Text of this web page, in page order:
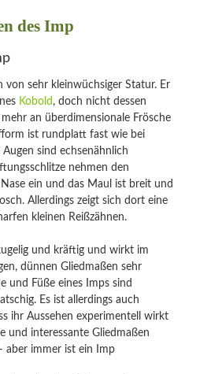
des Imp
von sehr kleinwüchsiger Statur. Er
Kobold , doch nicht dessen
an überdimensionale Frösche
ist rundplatt fast wie bei
sind echsenähnlich
nehmen den
ein und das Maul ist breit und
Allerdings zeigt sich dort eine
kleinen Reißzähnen.
und kräftig und wirkt im
dünnen Gliedmaßen sehr
und Füße eines Imps sind
Es ist allerdings auch
ihr Aussehen experimentell wirkt
und interessante Gliedmaßen
aber immer ist ein Imp